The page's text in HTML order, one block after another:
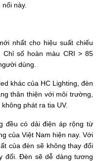
này.
nhất cho hiệu suất chiếu
Chỉ số hoàn màu CRI > 85
dùng.
khác của HC Lighting, đèn
thân thiện với môi trường,
phát ra tia UV.
đều có dải điện áp rộng từ
của Việt Nam hiện nay. Với
của đèn sẽ không thay đổi
đổi. Đèn sẽ dễ dàng tương